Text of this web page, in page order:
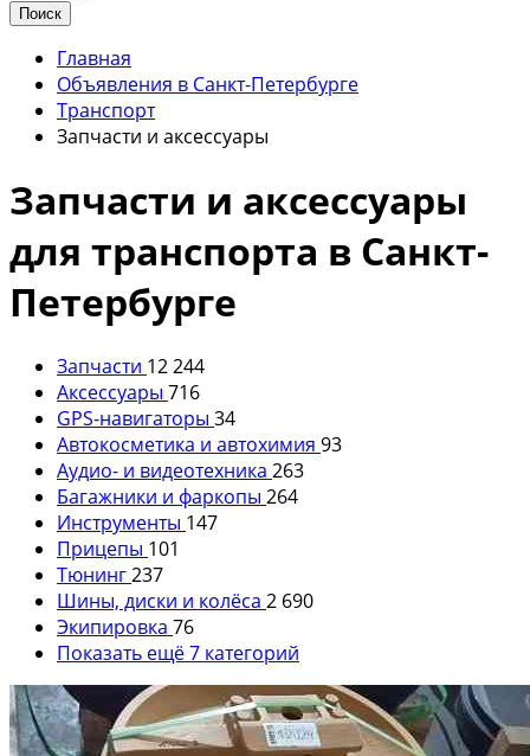
Поиск
Главная
Объявления в Санкт-Петербурге
Транспорт
Запчасти и аксессуары
Запчасти и аксессуары
для транспорта в Санкт-
Петербурге
Запчасти 12 244
Аксессуары 716
GPS-навигаторы 34
Автокосметика и автохимия 93
Аудио- и видеотехника 263
Багажники и фаркопы 264
Инструменты 147
Прицепы 101
Тюнинг237
Шины, диски и колёса 2 690
Экипировка 76
Показать ещё 7 категорий